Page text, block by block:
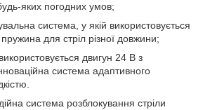
яких погодних умов;
система, у якій використовується
для стріл різної довжини;
двигун 24 В з
система адаптивного
система розблокування стріли